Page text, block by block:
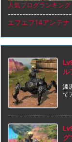
人気ブログランキング
エフエフ14アンテナ
ル
漆
て
グ